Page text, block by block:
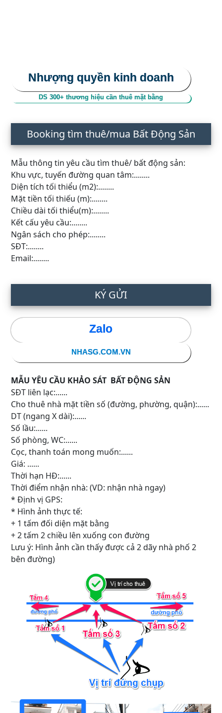
Nhượng quyền kinh doanh
DS 300+ thương hiệu cần thuê mặt bằng
Booking tìm thuê/mua Bất Động Sản
Mẫu thông tin yêu cầu tìm thuê/ bất động sản:
Khu vực, tuyến đường quan tâm:........
Diện tích tối thiểu (m2):........
Mặt tiền tối thiếu (m):........
Chiều dài tối thiểu(m):........
Kết cấu yêu cầu:........
Ngân sách cho phép:........
SĐT:........
Email:........
KÝ GỬI
Zalo
NHASG.COM.VN
MẪU YÊU CẦU KHẢO SÁT BẤT ĐỘNG SẢN
SĐT liên lạc:......
Cho thuê nhà mặt tiền số (đường, phường, quận):......
DT (ngang X dài):......
Số lầu:......
Số phòng, WC:......
Cọc, thanh toán mong muốn:......
Giá: ......
Thời hạn HĐ:......
Thời điểm nhận nhà: (VD: nhận nhà ngay)
* Định vị GPS:
* Hình ảnh thực tế:
+ 1 tấm đối diện mặt bằng
+ 2 tấm 2 chiều lên xuống con đường
Lưu ý: Hình ảnh cần thấy được cả 2 dãy nhà phố 2
bên đường)